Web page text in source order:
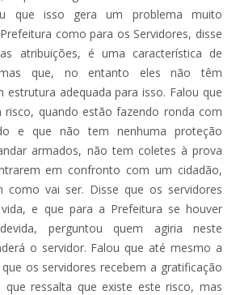
que isso gera um problema muito
como para os Servidores, disse
atribuições, é uma característica de
mas que, no entanto eles não têm
estrutura adequada para isso. Falou que
risco, quando estão fazendo ronda com
e que não tem nenhuma proteção
armados, não tem coletes à prova
em confronto com um cidadão,
como vai ser. Disse que os servidores
e que para a Prefeitura se houver
perguntou quem agiria neste
o servidor. Falou que até mesmo a
os servidores recebem a gratificação
que ressalta que existe este risco, mas